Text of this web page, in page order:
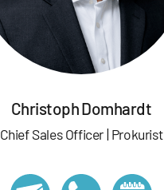
Christoph Domhardt
Chief Sales Officer | Prokurist